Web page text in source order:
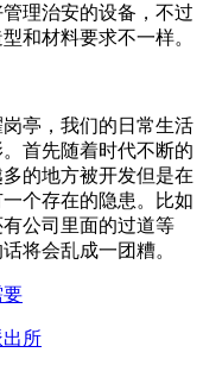
理治安的设备，不过
和材料要求不一样。
亭，我们的日常生活
首先随着时代不断的
的地方被开发但是在
个存在的隐患。比如
公司里面的过道等
将会乱成一团糟。
要
所